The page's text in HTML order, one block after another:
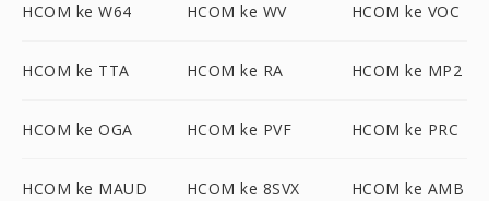
HCOM ke W64 HCOM ke WV HCOM ke VOC
HCOM ke TTA HCOM ke RA HCOM ke MP2
HCOM ke OGA HCOM ke PVF HCOM ke PRC
HCOM ke MAUD HCOM ke 8SVX HCOM ke AMB